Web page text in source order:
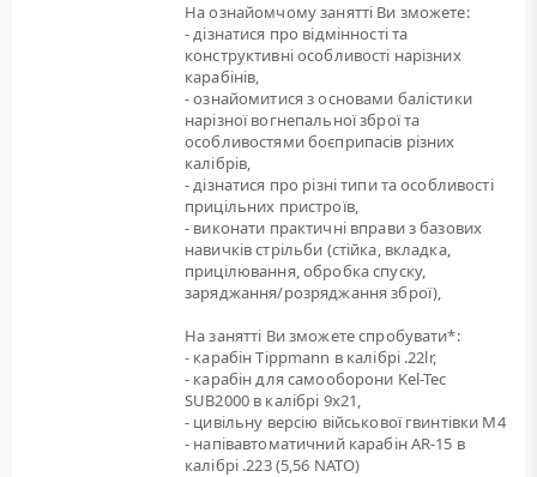
На ознайомчому занятті Ви зможете:
- дізнатися про відмінності та
конструктивні особливості нарізних
карабінів,
- ознайомитися з основами балістики
нарізної вогнепальної зброї та
особливостями боєприпасів різних
калібрів,
- дізнатися про різні типи та особливості
прицільних пристроїв,
- виконати практичні вправи з базових
навичків стрільби (стійка, вкладка,
прицілювання, обробка спуску,
заряджання/розряджання зброї),
На занятті Ви зможете спробувати*:
- карабін Tippmann в калібрі .22lr,
- карабін для самооборони Kel-Tec
SUB2000 в калібрі 9х21,
- цивільну версію військової гвинтівки M4
- напівавтоматичний карабін AR-15 в
калібрі .223 (5,56 NATO)